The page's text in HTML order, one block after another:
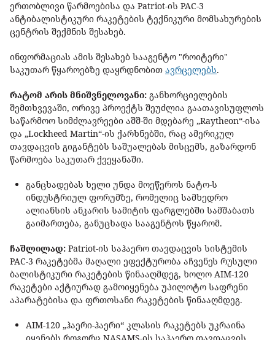
ერთობლივი წარმოებისა და Patriot-ის PAC-3
ანტიბალისტიკური რაკეტების ტექნიკური მომსახურების
ცენტრის შექმნის შესახებ.
ინფორმაციას ამის შესახებ სააგენტო "როიტერი"
საკუთარ წყაროებზე დაყრდნობით ავრცელებს.
რატომ არის მნიშვნელოვანი: განხორციელების
შემთხვევაში, ორივე პროექტს შეუძლია გაათავისუფლოს
საწარმოო სიმძლავრეები აშშ-ში მდებარე „Raytheon“-ისა
და „Lockheed Martin“-ის ქარხნებში, რაც ამერიკულ
თავდაცვის გიგანტებს საშუალებას მისცემს, გაზარდონ
წარმოება საკუთარ ქვეყანაში.
განცხადებას ხელი უნდა მოეწეროს ნატო-ს
ინდუსტრიულ ფორუმზე, რომელიც სამხედრო
ალიანსის ანკარის სამიტის ფარგლებში სამშაბათს
გაიმართება, განუცხადა სააგენტოს წყარომ.
ჩაშლილად: Patriot-ის საჰაერო თავდაცვის სისტემის
PAC-3 რაკეტებმა მაღალი ეფექტურობა აჩვენეს რუსული
ბალისტიკური რაკეტების წინააღმდეგ, ხოლო AIM-120
რაკეტები აქტიურად გამოიყენება უპილოტო საფრენი
აპარატებისა და ფრთოსანი რაკეტების წინააღმდეგ.
AIM-120 „ჰაერი-ჰაერი“ კლასის რაკეტებს უკრაინა